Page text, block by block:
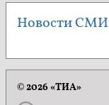
Новости
© 2026 «ТИА»